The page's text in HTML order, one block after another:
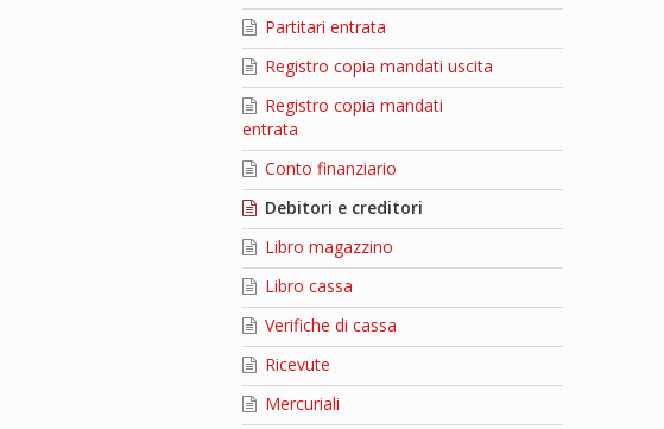
Partitari entrata
Registro copia mandati uscita
Registro copia mandati
entrata
Conto finanziario
Debitori e creditori
Libro magazzino
Libro cassa
Verifiche di cassa
Ricevute
Mercuriali